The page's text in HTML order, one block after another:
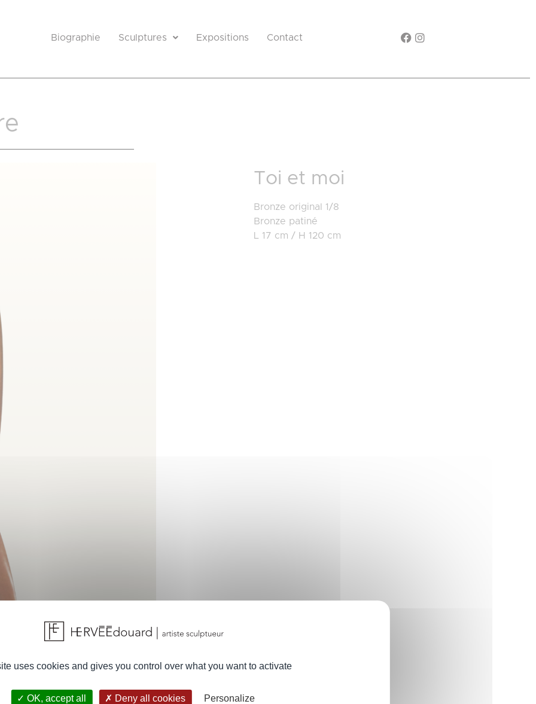
Biographie Sculptures Expositions Contact
Toi et moi
Bronze original 1/8
Bronze patiné
L 17 cm / H 120 cm
uses cookies and gives you control over what you want to activate
OK, accept all Deny all cookies Personalize